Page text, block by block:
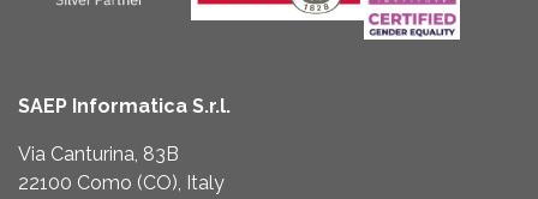
SAEP Informatica S.r.l.
Via Canturina, 83B
22100 Como (CO), Italy